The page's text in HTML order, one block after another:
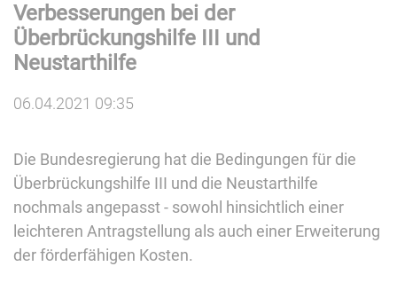
Verbesserungen bei der
Überbrückungshilfe III und
Neustarthilfe
06.04.2021 09:35
Die Bundesregierung hat die Bedingungen für die
Überbrückungshilfe III und die Neustarthilfe
nochmals angepasst - sowohl hinsichtlich einer
leichteren Antragstellung als auch einer Erweiterung
der förderfähigen Kosten.